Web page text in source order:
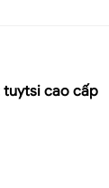
tuytsi cao cấp